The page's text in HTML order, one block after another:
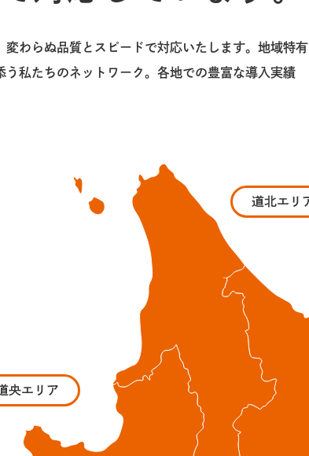
わらぬ品質とスピードで対応いたします。地域特有
私たちのネットワーク。各地での豊富な導入実績